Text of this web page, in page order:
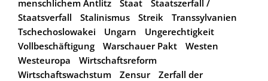
menschlichem Antlitz
Staat
Staatszerfall /
Staatsverfall
Stalinismus Streik
Transsylvanien
Tschechoslowakei
Ungarn
Ungerechtigkeit
Vollbeschäftigung
Warschauer Pakt
Westen
Westeuropa
Wirtschaftsreform
Wirtschaftswachstum
Zensur
Zerfall der